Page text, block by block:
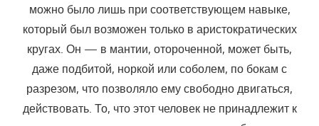
можно было лишь при соответствующем навыке,
который был возможен только в аристократических
кругах. Он — в мантии, отороченной, может быть,
даже подбитой, норкой или соболем, по бокам с
разрезом, что позволяло ему свободно двигаться,
действовать. То, что этот человек не принадлежит к